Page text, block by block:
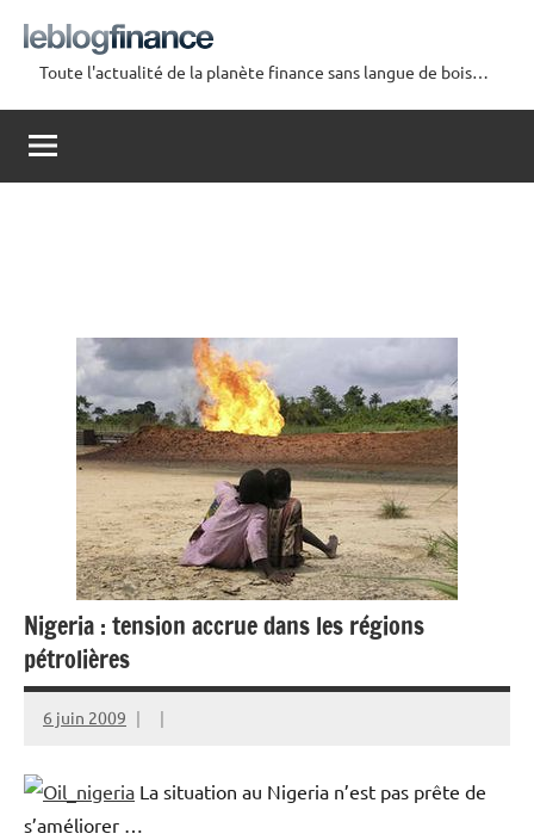
contenu
Le
Blog
Finance
Toute l'actualité de la planète finance sans langue de bois…
Nigeria : tension accrue dans les régions
pétrolières
6 juin 2009
La situation au Nigeria n’est pas prête de
s’améliorer …